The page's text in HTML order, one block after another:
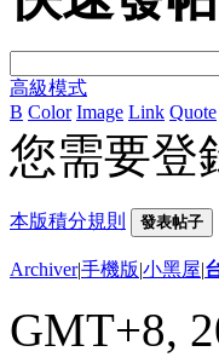
高級模式
B Color Image Link Quote
您需要登
本版積分規則 發表帖子
Archiver|手機版|小黑屋|
GMT+8,